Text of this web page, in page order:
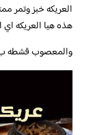
العريكه خبز وتمر
هذه هيا العريكه اي